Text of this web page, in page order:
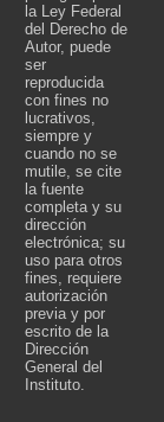
la Ley Federal
del Derecho de
Autor, puede
ser
reproducida
con fines no
lucrativos,
siempre y
cuando no se
mutile, se cite
la fuente
completa y su
dirección
electrónica; su
uso para otros
fines, requiere
autorización
previa y por
escrito de la
Dirección
General del
Instituto.